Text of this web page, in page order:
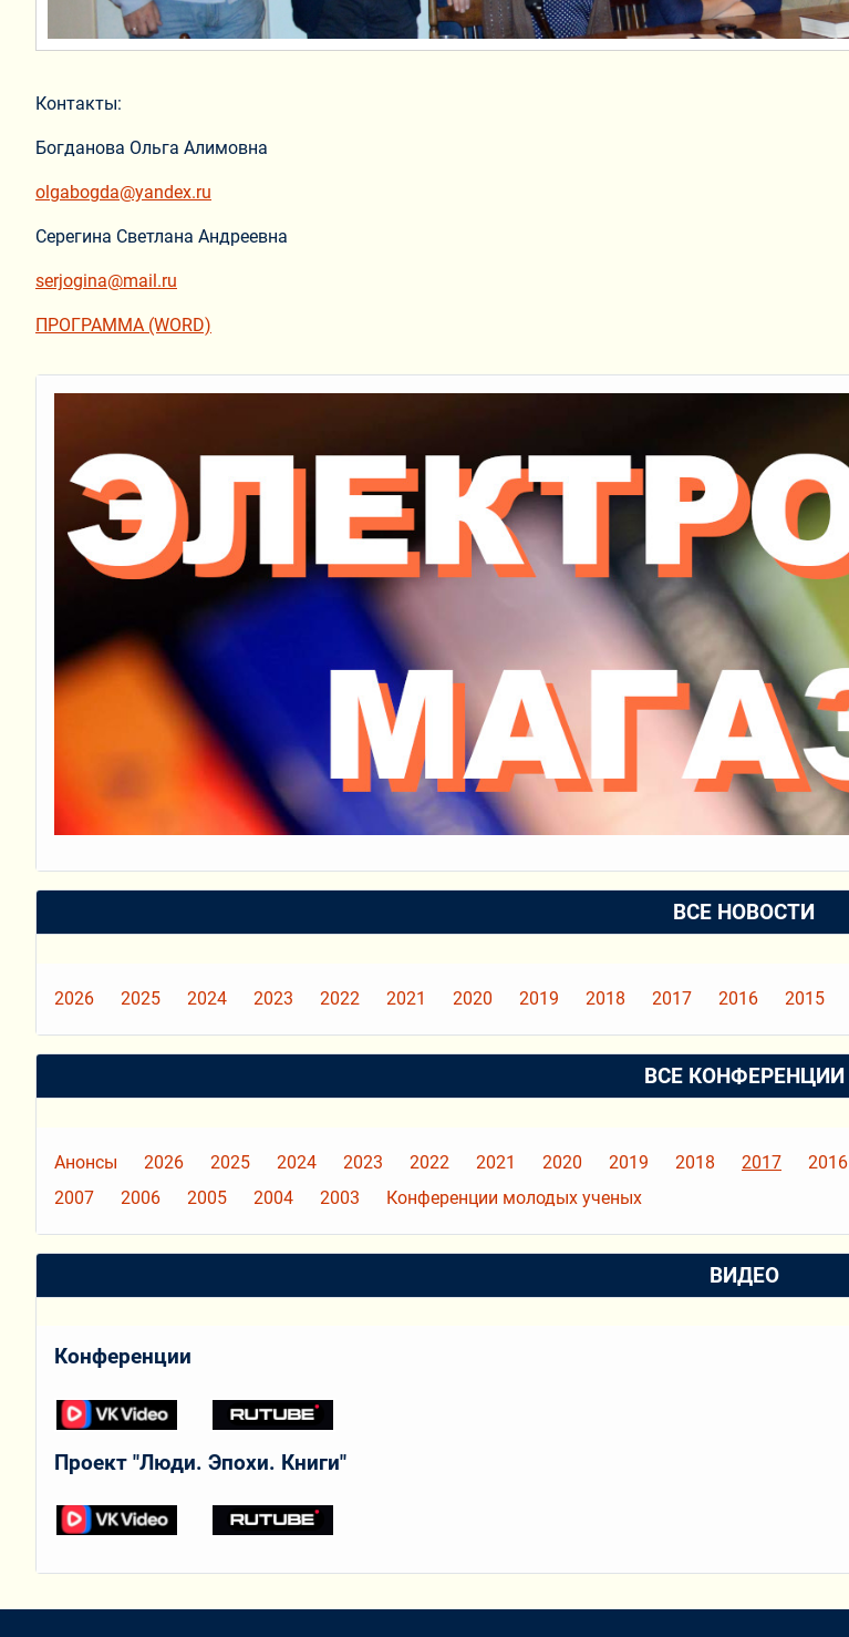
Контакты:
Богданова Ольга Алимовна
olgabogda@yandex.ru
Серегина Светлана Андреевна
serjogina@mail.ru
ПРОГРАММА (WORD)
ВСЕ НОВОСТИ
2026 2025 2024 2023 2022 2021 2020 2019 2018 2017 2016 2015
ВСЕ КОНФЕРЕНЦИИ
Анонсы 2026 2025 2024 2023 2022 2021 2020 2019 2018 2017 2016
2007
2006 2005 2004 2003 Конференции молодых ученых
ВИДЕО
Конференции
Проект "Люди. Эпохи. Книги"